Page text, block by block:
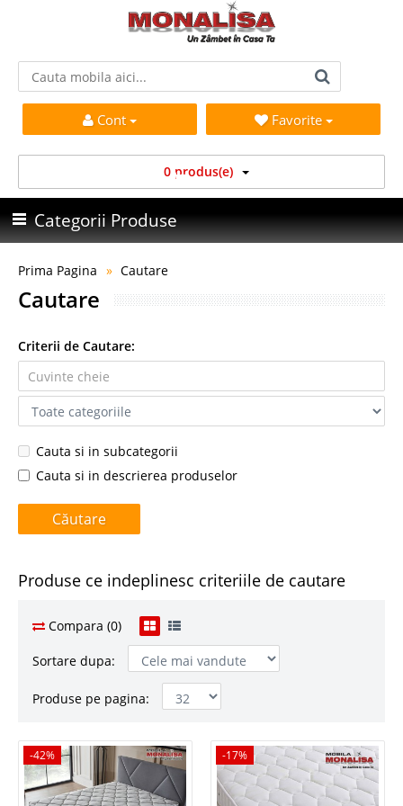
Cont Favorite
0 produs(e)
Categorii Produse
Prima Pagina Cautare
Cautare
Criterii de Cautare:
Cauta si in subcategorii
Cauta si in descrierea produselor
Produse ce indeplinesc criteriile de cautare
Compara (0)
Sortare dupa:
Produse pe pagina:
-42%
-42% -17%